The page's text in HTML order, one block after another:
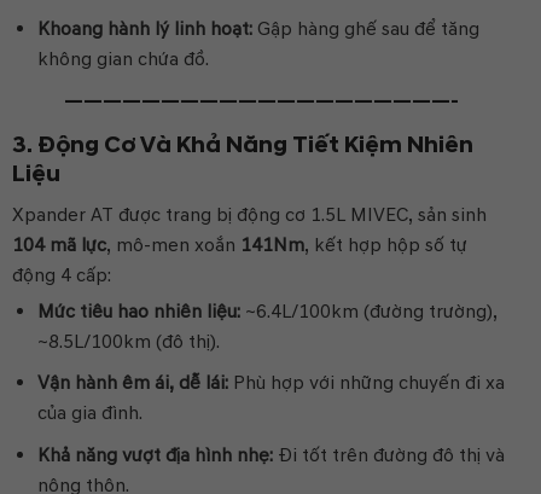
Khoang hành lý linh hoạt:Gập hàng ghế sau để tăng
không gian chứa đồ.
————————————————————-
3. Động Cơ Và Khả Năng Tiết Kiệm Nhiên
Liệu
Xpander AT được trang bị động cơ 1.5L MIVEC, sản sinh
104 mã lực, mô-men xoắn 141Nm, kết hợp hộp số tự
động 4 cấp:
Mức tiêu hao nhiên liệu:~6.4L/100km (đường trường),
~8.5L/100km (đô thị).
Vận hành êm ái, dễ lái:Phù hợp với những chuyến đi xa
của gia đình.
Khả năng vượt địa hình nhẹ:Đi tốt trên đường đô thị và
nông thôn.